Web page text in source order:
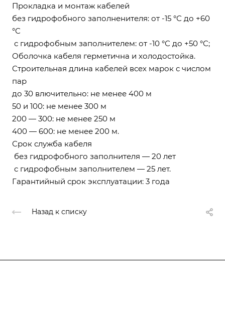
Прокладка и монтаж кабелей
без гидрофобного заполненителя: от -15 °С до +60
°С
с гидрофобным заполнителем: от -10 °С до +50 °С;
Оболочка кабеля герметична и холодостойка.
Строительная длина кабелей всех марок с числом
пар
до 30 влючительно: не менее 400 м
50 и 100: не менее 300 м
200 — 300: не менее 250 м
400 — 600: не менее 200 м.
Срок служба кабеля
без гидрофобного заполнителя — 20 лет
с гидрофобным заполнителем — 25 лет.
Гарантийный срок эксплуатации: 3 года
Назад к списку